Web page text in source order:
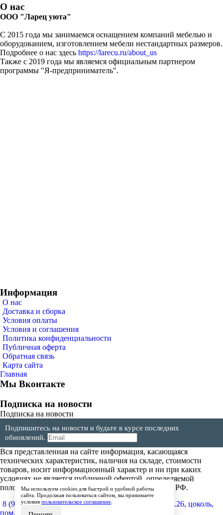
О нас
ООО "Ларец уюта"
С 2015 года мы занимаемся оснащением компаний мебелью и
оборудованием, изготовлением мебели нестандартных размеров.
Подробнее о нас здесь https://larecu.ru/about_us
Также с 2019 года мы являемся официальным партнером
программы "Я-предприниматель".
Информация
О нас
Доставка и сборка
Условия оплаты
Условия и соглашения
Политика конфиденциальности
Публичная оферта
Обратная связь
Карта сайта
Главная
Мы Вконтакте
Подписка на новости
Подписка на новости
Подпишитесь на новости и будьте в курсе последних
обновлений.
Вся представленная на сайте информация, касающаяся
технических характеристик, наличия на складе, стоимости
товаров, носит информационный характер и ни при каких
условиях не является публичной офертой, определяемой
положениями Статьи 437(2) Гражданского кодекса РФ.
8 (904) 257-64-64 600017, г.Владимир, ул. Мира, д.26, цоколь,
пом.4
Мы используем cookies для быстрой и удобной работы
сайта. Продолжая пользоваться сайтом, вы принимаете
условия пользовательское соглашение